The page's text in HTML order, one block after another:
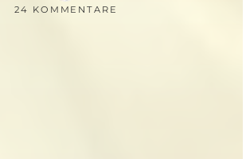
24 KOMMENTARE